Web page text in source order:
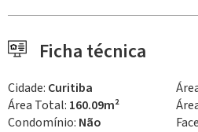
Ficha técnica
Cidade: Curitiba
Área Total: 160.09m²
Condomínio: Não